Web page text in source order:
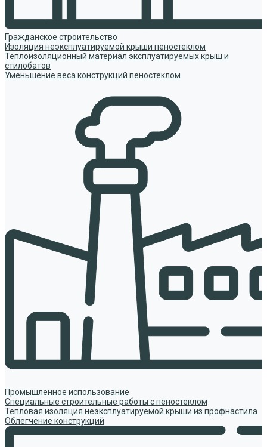
Гражданское строительство
Изоляция неэксплуатируемой крыши пеностеклом
Теплоизоляционный материал эксплуатируемых крыш и
стилобатов
Уменьшение веса конструкций пеностеклом
Промышленное использование
Специальные строительные работы с пеностеклом
Тепловая изоляция неэксплуатируемой крыши из профнастила
Облегчение конструкций